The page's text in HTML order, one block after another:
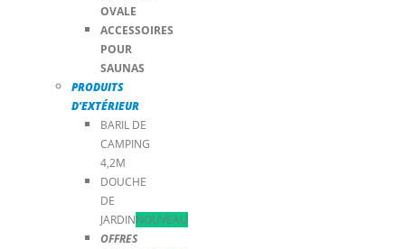
OVALE
ACCESSOIRES
POUR
SAUNAS
PRODUITS
D’EXTÉRIEUR
BARIL DE
CAMPING
4,2M
DOUCHE
DE
JARDINNOUVEAU
OFFRES